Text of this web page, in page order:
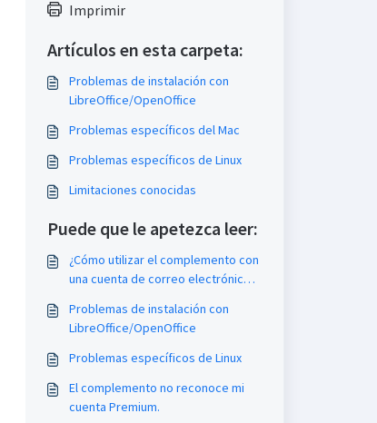
Imprimir
Artículos en esta carpeta:
Problemas de instalación con
LibreOffice/OpenOffice
Problemas específicos del Mac
Problemas específicos de Linux
Limitaciones conocidas
Puede que le apetezca leer:
¿Cómo utilizar el complemento con
una cuenta de correo electrónico
Problemas de instalación con
LibreOffice/OpenOffice
Problemas específicos de Linux
El complemento no reconoce mi
cuenta Premium.